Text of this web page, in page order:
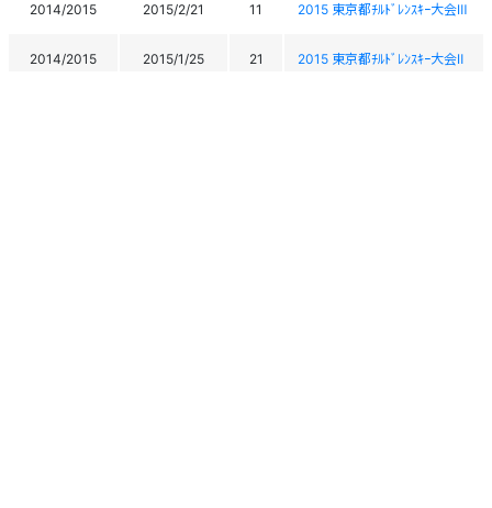
2014/2015 2015/2/21 11 2015 東京都ﾁﾙﾄﾞﾚﾝｽｷｰ大会Ⅲ
2014/2015 2015/1/25 21 2015 東京都ﾁﾙﾄﾞﾚﾝｽｷｰ大会Ⅱ